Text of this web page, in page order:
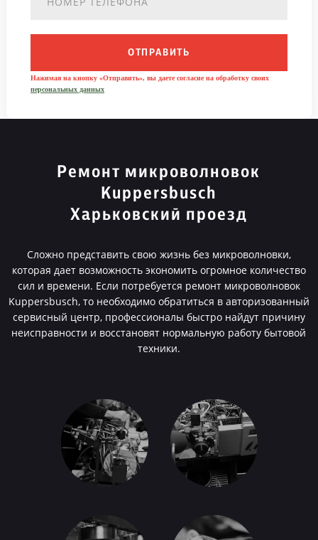
ОТПРАВИТЬ
Нажимая на кнопку «Отправить», вы даете согласие на обработку своих
персональных данных
Ремонт микроволновок
Kuppersbusch
Харьковский проезд
Сложно представить свою жизнь без микроволновки,
которая дает возможность экономить огромное количество
сил и времени. Если потребуется ремонт микроволновок
Kuppersbusch, то необходимо обратиться в авторизованный
сервисный центр, профессионалы быстро найдут причину
неисправности и восстановят нормальную работу бытовой
техники.